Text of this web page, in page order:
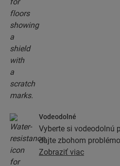
Vodeodolné
Vyberte si vodeodolnú
dajte zbohom
podlahy majú
Zobraziť viac